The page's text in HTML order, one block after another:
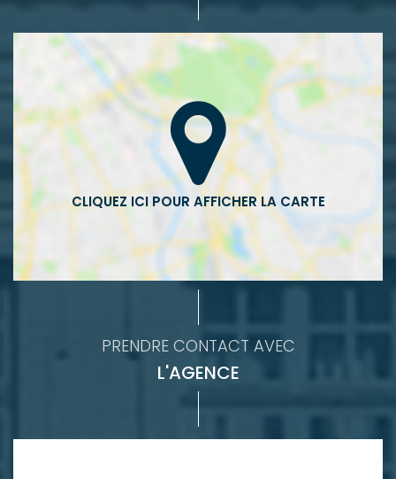
PRENDRE CONTACT AVEC
L'AGENCE